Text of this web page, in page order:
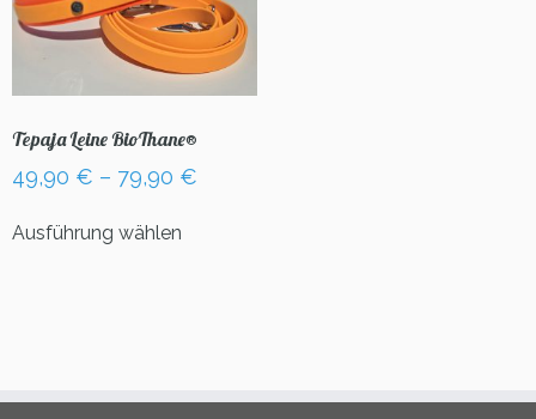
Tepaja Leine BioThane®
49,90 € – 79,90 €
Ausführung wählen
Optionen